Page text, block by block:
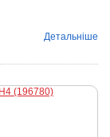
Детальніше